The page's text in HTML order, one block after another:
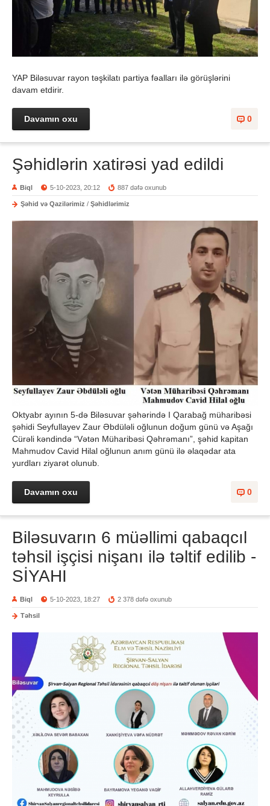
YAP Biləsuvar rayon təşkilatı partiya fəalları ilə görüşlərini
davam etdirir.
0
Davamın oxu
Şəhidlərin xatirəsi yad edildi
Biql 5-10-2023, 20:12 887 dəfə oxunub
Şəhid və Qazilərimiz / Şəhidlərimiz
Oktyabr ayının 5-də Biləsuvar şəhərində I Qarabağ müharibəsi
şəhidi Seyfullayev Zaur Əbdüləli oğlunun doğum günü və Aşağı
Cürəli kəndində “Vətən Müharibəsi Qəhrəmanı”, şəhid kapitan
Mahmudov Cavid Hilal oğlunun anım günü ilə əlaqədar ata
yurdları ziyarət olunub.
0
Davamın oxu
Biləsuvarın 6 müəllimi qabaqcıl
təhsil işçisi nişanı ilə təltif edilib -
SİYAHI
Biql 5-10-2023, 18:27 2 378 dəfə oxunub
Təhsil